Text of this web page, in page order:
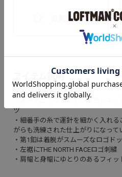
お気に入り
アイテム説明
・オーガニックコットンフランネ
ツ
・細番手の糸で運針を細かく入れ
がらも洗練された仕上がりになって
・第1釦は着脱がスムーズなロゴド
・左裾にTHE NORTH FACEロゴ刺繍
・肩幅と身幅にゆとりのあるフィッ